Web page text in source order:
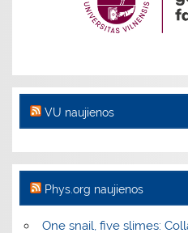
VU naujienos
Phys.org naujienos
One snail, five slimes: